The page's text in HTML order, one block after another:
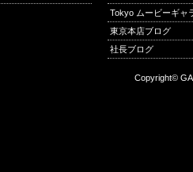
Tokyo ムービーギャ
東京本店ブログ
社長ブログ
Copyright©